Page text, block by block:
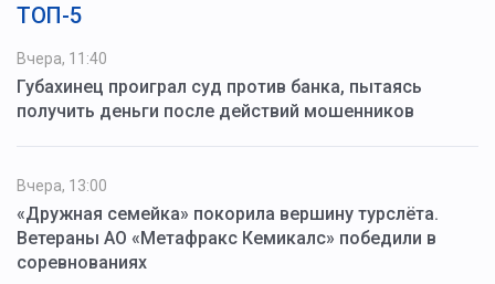
ТОП-5
Вчера, 11:40
Губахинец проиграл суд против банка, пытаясь
получить деньги после действий мошенников
Вчера, 13:00
«Дружная семейка» покорила вершину турслёта.
Ветераны АО «Метафракс Кемикалс» победили в
соревнованиях